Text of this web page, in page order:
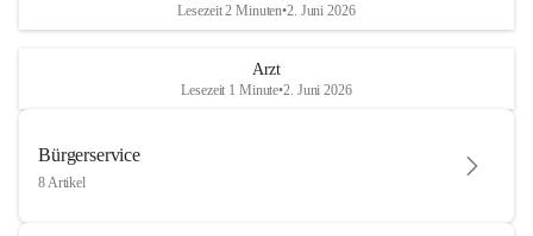
Lesezeit 2 Minuten•2. Juni 2026
Arzt
Lesezeit 1 Minute•2. Juni 2026
Bürgerservice
8 Artikel